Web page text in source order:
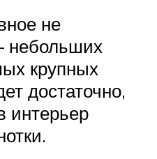
не
небольших
крупных
достаточно,
интерьер